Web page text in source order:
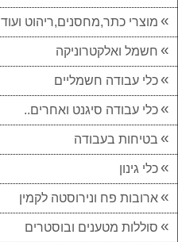
מוצרי כתר,מחסנים,ריהוט ועוד
חשמל ואלקטרוניקה
כלי עבודה חשמליים
כלי עבודה סיגנט ואחרים..
בטיחות בעבודה
כלי גינון
ארובות פח ונירוסטה לקמין
סוללות מטענים ובוסטרים